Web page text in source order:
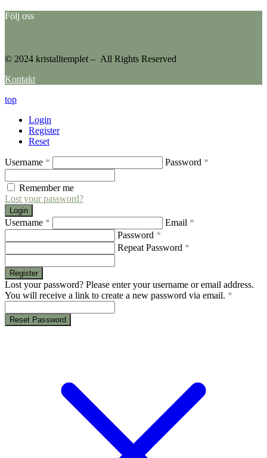
Följ oss
© 2024 kristalltemplet – All Rights Reserved
Kontakt
top
Login
Register
Reset
Username * Password *
Remember me
Lost your password?
Login
Username * Email *
Password *
Repeat Password *
Register
Lost your password? Please enter your username or email address.
You will receive a link to create a new password via email. *
Reset Password